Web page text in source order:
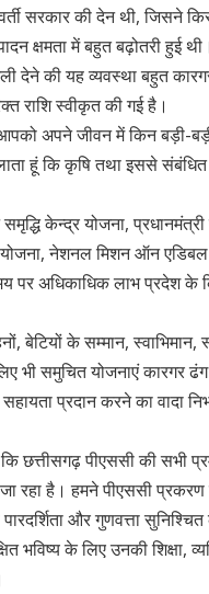
सरकार की देन थी, जिसने
क्षमता में बहुत बढ़ोतरी हुई
देने की यह व्यवस्था बहुत
राशि स्वीकृत की गई है।
अपने जीवन में किन बड़ी-
हूं कि कृषि तथा इससे संबंधित
केन्द्र योजना,
योजना, नेशनल मिशन ऑन
पर अधिकाधिक लाभ प्रदेश के
बेटियों के सम्मान,
भी समुचित योजनाएं कारगर
प्रदान करने का वादा
छत्तीसगढ़ पीएससी की सभी
रहा है। हमने पीएससी
और गुणवत्ता
भविष्य के लिए उनकी शिक्षा,